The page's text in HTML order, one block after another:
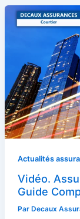
Actualités
Vidéo.
Guide
Par Decaux